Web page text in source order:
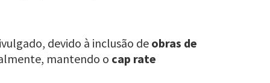
devido à inclusão de obras de
mantendo o cap rate